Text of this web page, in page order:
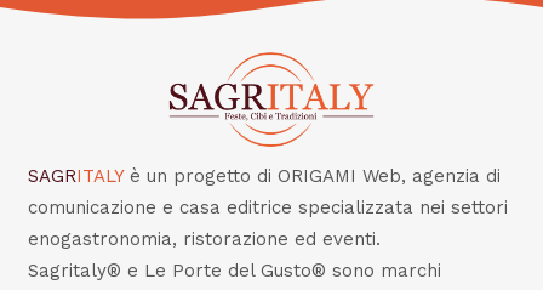
SAGRITALY è un progetto di ORIGAMI Web, agenzia di
comunicazione e casa editrice specializzata nei settori
enogastronomia, ristorazione ed eventi.
Sagritaly® e Le Porte del Gusto® sono marchi